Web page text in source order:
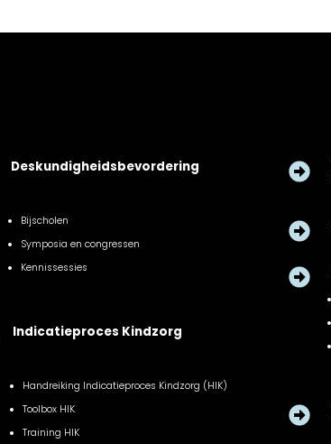
Deskundigheidsbevordering
Bijscholen
Symposia en congressen
Kennissessies
Indicatieproces Kindzorg
Handreiking Indicatieproces Kindzorg (HIK)
Toolbox HIK
Training HIK



